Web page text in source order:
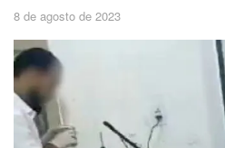
8 de agosto de 2023